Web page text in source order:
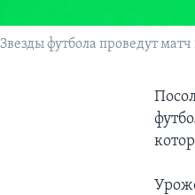
Звезды футбола проведут